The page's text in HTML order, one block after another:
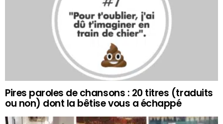
Pires paroles de chansons : 20 titres (traduits
ou non) dont la bêtise vous a échappé